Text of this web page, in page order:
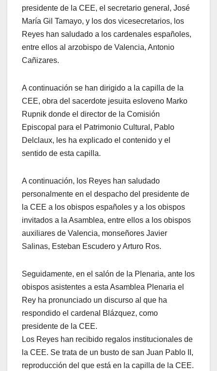
presidente de la CEE, el secretario general, José
María Gil Tamayo, y los dos vicesecretarios, los
Reyes han saludado a los cardenales españoles,
entre ellos al arzobispo de Valencia, Antonio
Cañizares.
A continuación se han dirigido a la capilla de la
CEE, obra del sacerdote jesuita esloveno Marko
Rupnik donde el director de la Comisión
Episcopal para el Patrimonio Cultural, Pablo
Delclaux, les ha explicado el contenido y el
sentido de esta capilla.
A continuación, los Reyes han saludado
personalmente en el despacho del presidente de
la CEE a los obispos españoles y a los obispos
invitados a la Asamblea, entre ellos a los obispos
auxiliares de Valencia, monseñores Javier
Salinas, Esteban Escudero y Arturo Ros.
Seguidamente, en el salón de la Plenaria, ante los
obispos asistentes a esta Asamblea Plenaria el
Rey ha pronunciado un discurso al que ha
respondido el cardenal Blázquez, como
presidente de la CEE.
Los Reyes han recibido regalos institucionales de
la CEE. Se trata de un busto de san Juan Pablo II,
reproducción del que está en la capilla de la CEE.